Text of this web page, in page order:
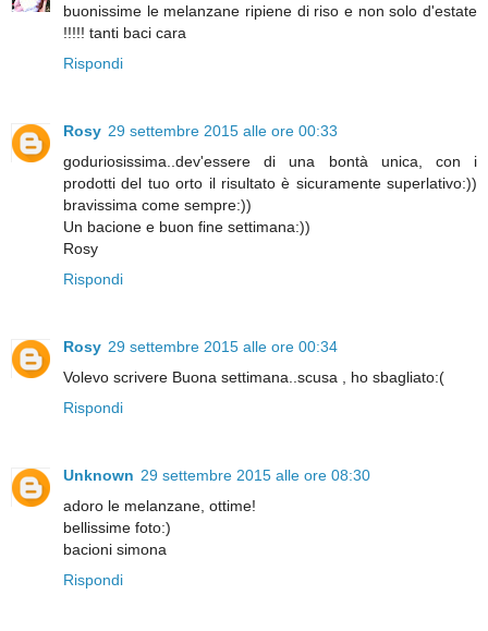
buonissime le melanzane ripiene di riso e non solo d'estate
!!!!! tanti baci cara
Rispondi
Rosy 29 settembre 2015 alle ore 00:33
goduriosissima..dev'essere di una bontà unica, con i
prodotti del tuo orto il risultato è sicuramente superlativo:))
bravissima come sempre:))
Un bacione e buon fine settimana:))
Rosy
Rispondi
Rosy 29 settembre 2015 alle ore 00:34
Volevo scrivere Buona settimana..scusa , ho sbagliato:(
Rispondi
Unknown 29 settembre 2015 alle ore 08:30
adoro le melanzane, ottime!
bellissime foto:)
bacioni simona
Rispondi